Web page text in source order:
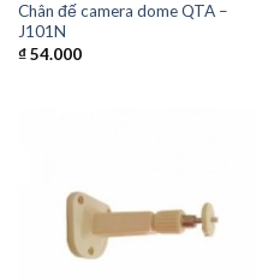
Chân đế camera dome QTA –
J101N
₫54.000